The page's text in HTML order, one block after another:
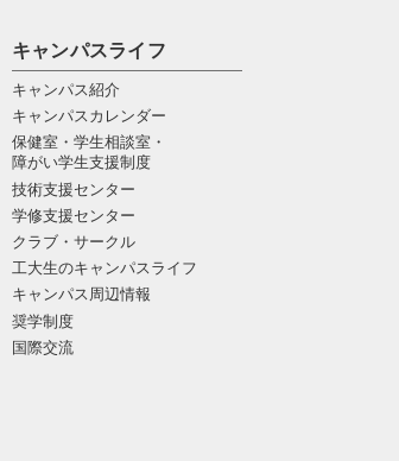
キャンパスライフ
キャンパス紹介
キャンパスカレンダー
保健室・学生相談室・
障がい学生支援制度
技術支援センター
学修支援センター
クラブ・サークル
工大生のキャンパスライフ
キャンパス周辺情報
奨学制度
国際交流